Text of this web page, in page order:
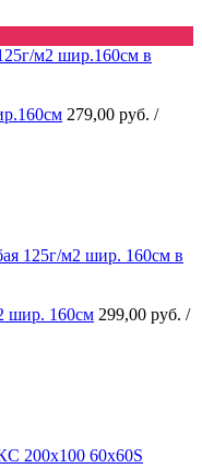
279,00 руб. /
шир. 160см 299,00 руб. /